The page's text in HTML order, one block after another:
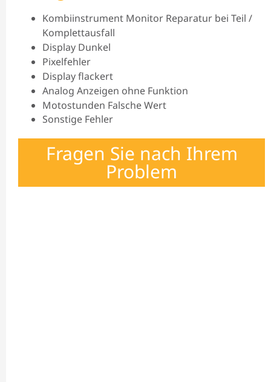
Kombiinstrument Monitor Reparatur bei Teil /
Komplettausfall
Display Dunkel
Pixelfehler
Display flackert
Analog Anzeigen ohne Funktion
Motostunden Falsche Wert
Sonstige Fehler
Fragen Sie nach Ihrem
Problem